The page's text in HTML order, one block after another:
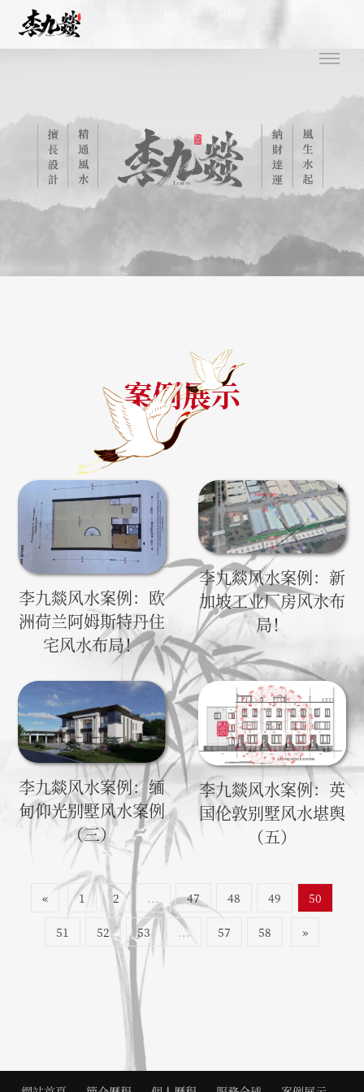
案例展示
李九燚风水案例：欧
洲荷兰阿姆斯特丹住
宅风水布局！
李九燚风水案例：新
加坡工业厂房风水布
局！
李九燚风水案例：缅
甸仰光别墅风水案例
（三）
李九燚风水案例：英
国伦敦别墅风水堪舆
（五）
« 1 2 ... 47 48 49 50
51 52 53 ... 57 58 »